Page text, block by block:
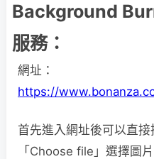
Background
服務：
網址：
https://
首先進入網址後可以直
「Choose file」選擇圖